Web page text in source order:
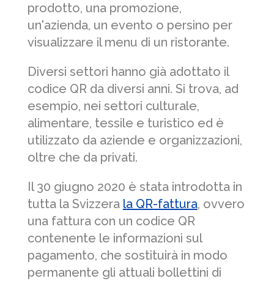
prodotto, una promozione,
un'azienda, un evento o persino per
visualizzare il menu di un ristorante.
Diversi settori hanno già adottato il
codice QR da diversi anni. Si trova, ad
esempio, nei settori culturale,
alimentare, tessile e turistico ed è
utilizzato da aziende e organizzazioni,
oltre che da privati.
Il 30 giugno 2020 è stata introdotta in
tutta la Svizzera la QR-fattura, ovvero
una fattura con un codice QR
contenente le informazioni sul
pagamento, che sostituirà in modo
permanente gli attuali bollettini di